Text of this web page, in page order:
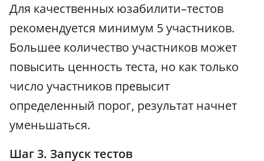
Для качественных юзабилити–тестов
рекомендуется минимум 5 участников.
Большее количество участников может
повысить ценность теста, но как только
число участников превысит
определенный порог, результат начнет
уменьшаться.
Шаг 3. Запуск тестов